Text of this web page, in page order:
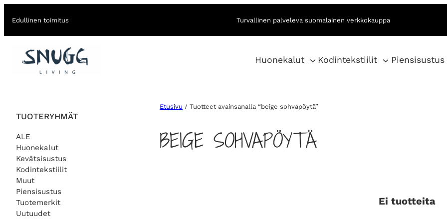
Edullinen toimitus Turvallinen palveleva suomalainen verkkokauppa
Huonekalut Kodintekstiilit Piensisustus
TUOTERYHMÄT
ALE
Huonekalut
Kevätsisustus
Kodintekstiilit
Muut
Piensisustus
Tuotemerkit
Uutuudet
Etusivu / Tuotteet avainsanalla “beige sohvapöytä”
BEIGE SOHVAPÖYTÄ
Ei tuotteita